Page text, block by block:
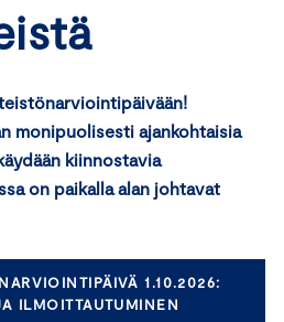
monipuolisesti ajankohtaisia
kiinnostavia
on paikalla alan johtavat
1.10.2026:
ILMOITTAUTUMINEN